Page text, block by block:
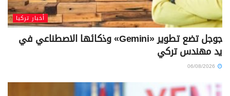
أخبار تركيا
جوجل تضع تطوير «Gemini» وذكائها الاصطناعي في
يد مهندس تركي